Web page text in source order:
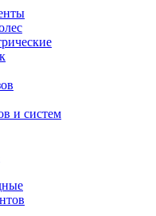
и систем